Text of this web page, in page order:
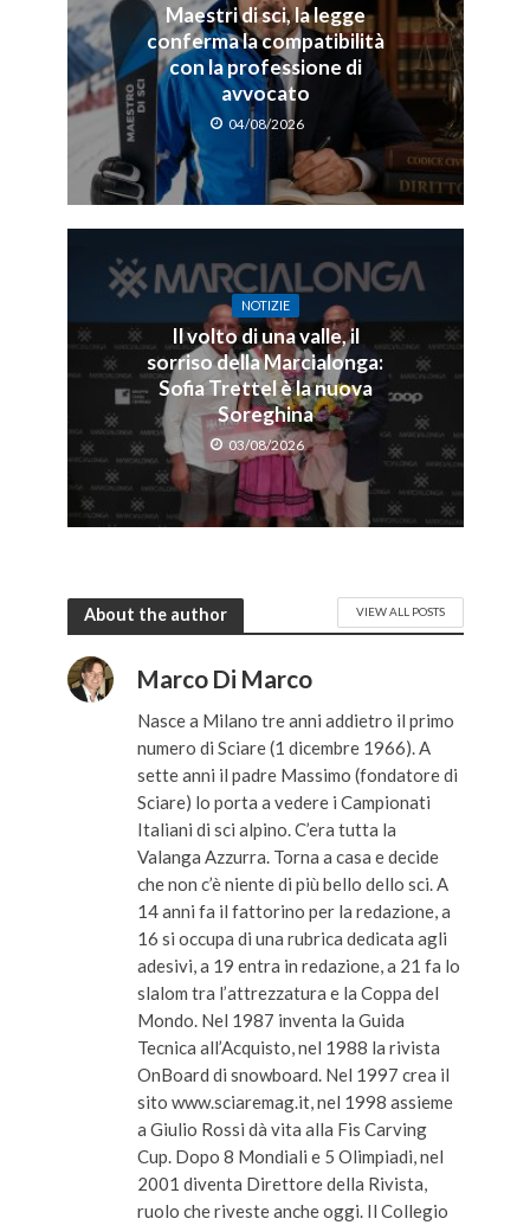
Maestri di sci, la legge
conferma la compatibilità
con la professione di
avvocato
04/08/2026
NOTIZIE
Il volto di una valle, il
sorriso della Marcialonga:
Sofia Trettel è la nuova
Soreghina
03/08/2026
About the author VIEW ALL POSTS
Marco Di Marco
Nasce a Milano tre anni addietro il primo
numero di Sciare (1 dicembre 1966). A
sette anni il padre Massimo (fondatore di
Sciare) lo porta a vedere i Campionati
Italiani di sci alpino. C’era tutta la
Valanga Azzurra. Torna a casa e decide
che non c’è niente di più bello dello sci. A
14 anni fa il fattorino per la redazione, a
16 si occupa di una rubrica dedicata agli
adesivi, a 19 entra in redazione, a 21 fa lo
slalom tra l’attrezzatura e la Coppa del
Mondo. Nel 1987 inventa la Guida
Tecnica all’Acquisto, nel 1988 la rivista
OnBoard di snowboard. Nel 1997 crea il
sito www.sciaremag.it, nel 1998 assieme
a Giulio Rossi dà vita alla Fis Carving
Cup. Dopo 8 Mondiali e 5 Olimpiadi, nel
2001 diventa Direttore della Rivista,
ruolo che riveste anche oggi. Il Collegio